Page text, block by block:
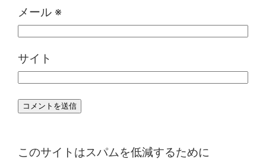
メール ※
サイト
このサイトはスパムを低減するために